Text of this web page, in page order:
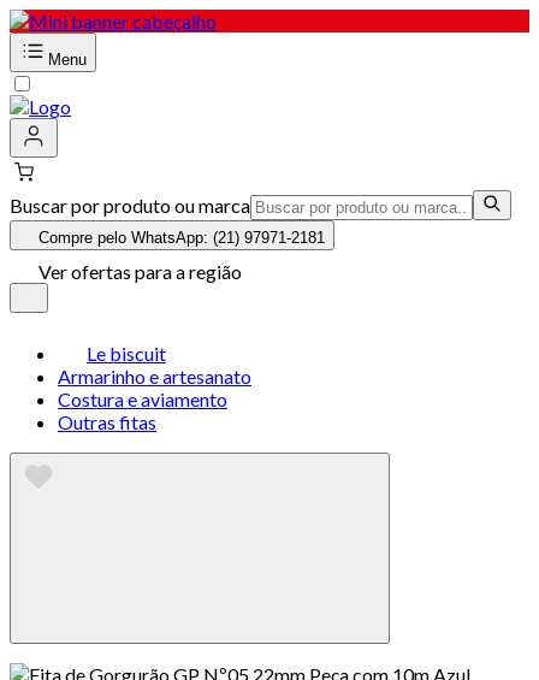
Menu
Buscar por produto ou marca
Compre pelo WhatsApp: (21) 97971-2181
Ver ofertas para a região
Le biscuit
Armarinho e artesanato
Costura e aviamento
Outras fitas